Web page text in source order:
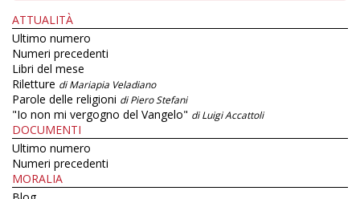
ATTUALITÀ
Ultimo numero
Numeri precedenti
Libri del mese
Riletture di Mariapia Veladiano
Parole delle religioni di Piero Stefani
"Io non mi vergogno del Vangelo" di Luigi Accattoli
DOCUMENTI
Ultimo numero
Numeri precedenti
MORALIA